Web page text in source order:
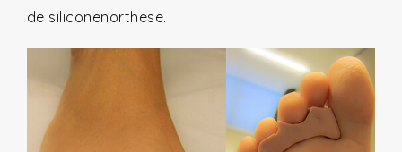
de siliconenorthese.